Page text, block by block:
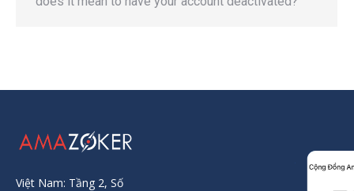
Việt Nam: Tầng 2, Số